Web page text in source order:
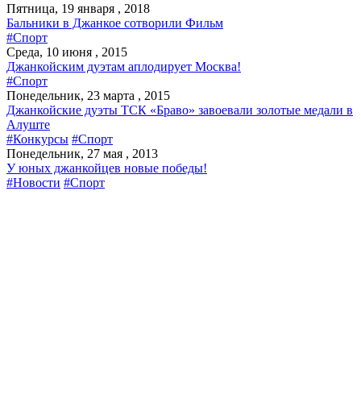
Пятница, 19 января , 2018
Бальники в Джанкое сотворили Фильм
#Спорт
Среда, 10 июня , 2015
Джанкойским дуэтам аплодирует Москва!
#Спорт
Понедельник, 23 марта , 2015
Джанкойские дуэты ТСК «Браво» завоевали золотые медали в
Алуште
#Конкурсы #Спорт
Понедельник, 27 мая , 2013
У юных джанкойцев новые победы!
#Новости #Спорт